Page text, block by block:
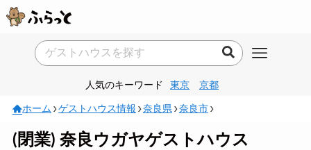
人気のキーワード 東京 京都
ホーム ゲストハウス情報 奈良県 奈良市
(閉業) 奈良ウガヤゲストハウス